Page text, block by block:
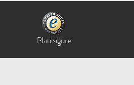
Plati sigure